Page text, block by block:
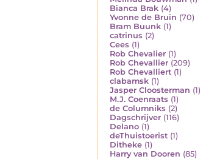
Bianca Brak (4)
Yvonne de Bruin (70)
Bram Buunk (1)
catrinus (2)
Cees (1)
Rob Chevalier (1)
Rob Chevallier (209)
Rob Chevalliert (1)
clabamsk (1)
Jasper Cloosterman (1)
M.J. Coenraats (1)
de Columniks (2)
Dagschrijver (116)
Delano (1)
deThuistoerist (1)
Ditheke (1)
Harry van Dooren (85)